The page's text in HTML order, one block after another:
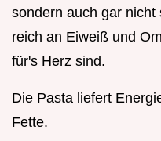
sondern auch gar nicht
reich an Eiweiß und
für's Herz sind.
Die Pasta liefert
Fette.